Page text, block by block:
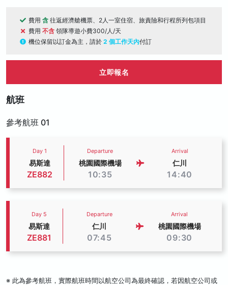
費用 含 往返經濟艙機票、2人一室住宿、旅責險和行程所列包項目
費用 不含 領隊導遊小費300/人/天
機位保留以訂金為主，請於 2 個工作天內付訂
立即報名
航班
參考航班 01
Day 1
易斯達
ZE882
Departure
桃園國際機場
10:35
Arrival
仁川
14:40
Day 5
易斯達
ZE881
Departure
仁川
07:45
Arrival
桃園國際機場
09:30
※ 此為參考航班，實際航班時間以航空公司為最終確認，若因航空公司或